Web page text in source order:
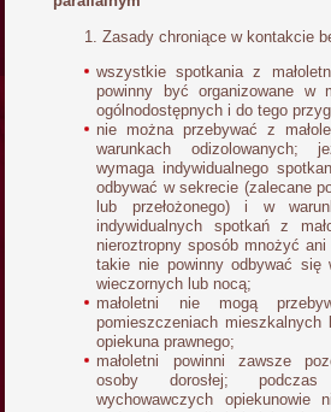
Zasady chroniące w kontakcie
wszystkie spotkania z
powinny być organizowane w
ogólnodostępnych i do tego
nie można przebywać z
warunkach odizolowanych;
wymaga indywidualnego
odbywać w sekrecie (zalecane
lub przełożonego) i w
indywidualnych spotkań z
nieroztropny sposób mnożyć ani
takie nie powinny odbywać się
wieczornych lub nocą;
małoletni nie mogą
pomieszczeniach mieszkalnych
opiekuna prawnego;
małoletni powinni zawsze
osoby dorosłej;
wychowawczych opiekunowie